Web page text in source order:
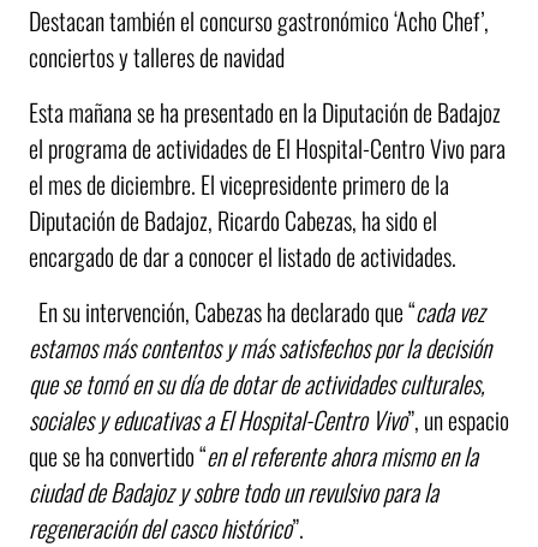
Destacan también el concurso gastronómico ‘Acho Chef’,
conciertos y talleres de navidad
Esta mañana se ha presentado en la Diputación de Badajoz
el programa de actividades de El Hospital-Centro Vivo para
el mes de diciembre. El vicepresidente primero de la
Diputación de Badajoz, Ricardo Cabezas, ha sido el
encargado de dar a conocer el listado de actividades.
En su intervención, Cabezas ha declarado que “cada vez
estamos más contentos y más satisfechos por la decisión
que se tomó en su día de dotar de actividades culturales,
sociales y educativas a El Hospital-Centro Vivo”, un espacio
que se ha convertido “en el referente ahora mismo en la
ciudad de Badajoz y sobre todo un revulsivo para la
regeneración del casco histórico”.